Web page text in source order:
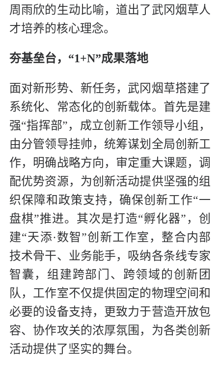
周雨欣的生动比喻，道出了武冈烟草人
才培养的核心理念。
夯基垒台，“1+N”成果落地
面对新形势、新任务，武冈烟草搭建了
系统化、常态化的创新载体。首先是建
强“指挥部”，成立创新工作领导小组，
由分管领导挂帅，统筹谋划全局创新工
作，明确战略方向，审定重大课题，调
配优势资源，为创新活动提供坚强的组
织保障和政策支持，确保创新工作“一
盘棋”推进。其次是打造“孵化器”，创
建“天添·数智”创新工作室，整合内部
技术骨干、业务能手，吸纳各条线专家
智囊，组建跨部门、跨领域的创新团
队，工作室不仅提供固定的物理空间和
必要的设备支持，更致力于营造开放包
容、协作攻关的浓厚氛围，为各类创新
活动提供了坚实的舞台。